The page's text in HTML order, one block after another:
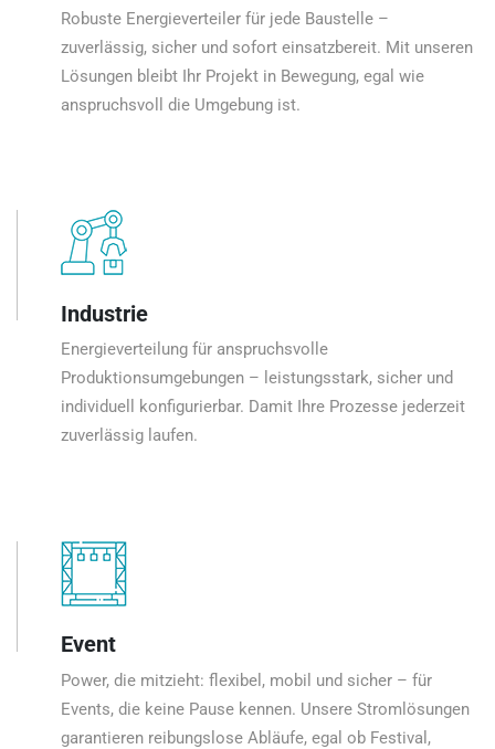
Robuste Energieverteiler für jede Baustelle –
zuverlässig, sicher und sofort einsatzbereit. Mit unseren
Lösungen bleibt Ihr Projekt in Bewegung, egal wie
anspruchsvoll die Umgebung ist.
Industrie
Energieverteilung für anspruchsvolle
Produktionsumgebungen – leistungsstark, sicher und
individuell konfigurierbar. Damit Ihre Prozesse jederzeit
zuverlässig laufen.
Event
Power, die mitzieht: flexibel, mobil und sicher – für
Events, die keine Pause kennen. Unsere Stromlösungen
garantieren reibungslose Abläufe, egal ob Festival,